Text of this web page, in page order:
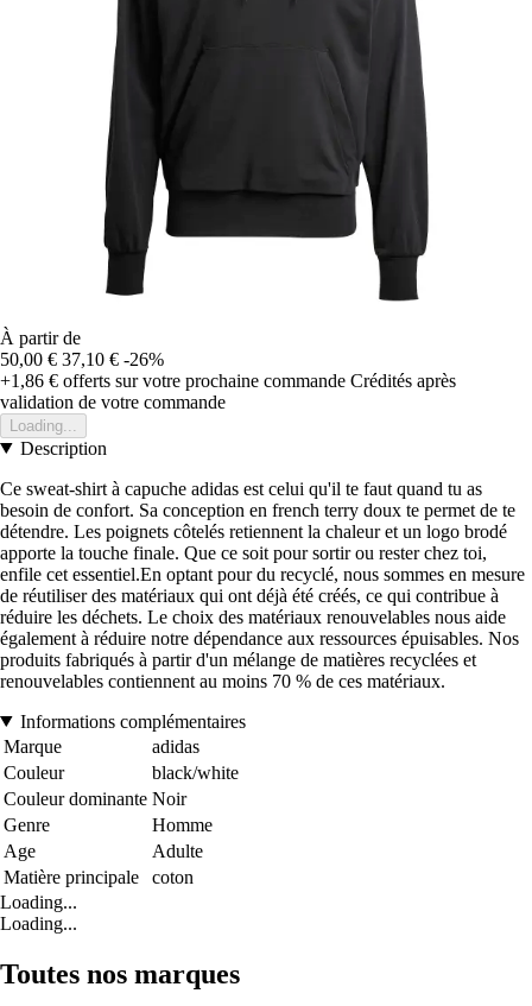
À partir de
50,00 € 37,10 € -26%
+1,86 € offerts sur votre prochaine commande Crédités après
validation de votre commande
Loading...
Description
Ce sweat-shirt à capuche adidas est celui qu'il te faut quand tu as
besoin de confort. Sa conception en french terry doux te permet de te
détendre. Les poignets côtelés retiennent la chaleur et un logo brodé
apporte la touche finale. Que ce soit pour sortir ou rester chez toi,
enfile cet essentiel.En optant pour du recyclé, nous sommes en mesure
de réutiliser des matériaux qui ont déjà été créés, ce qui contribue à
réduire les déchets. Le choix des matériaux renouvelables nous aide
également à réduire notre dépendance aux ressources épuisables. Nos
produits fabriqués à partir d'un mélange de matières recyclées et
renouvelables contiennent au moins 70 % de ces matériaux.
Informations complémentaires
Marque
adidas
Couleur
black/white
Couleur dominante Noir
Genre
Homme
Age
Adulte
Matière principale
coton
Loading...
Loading...
Toutes nos marques